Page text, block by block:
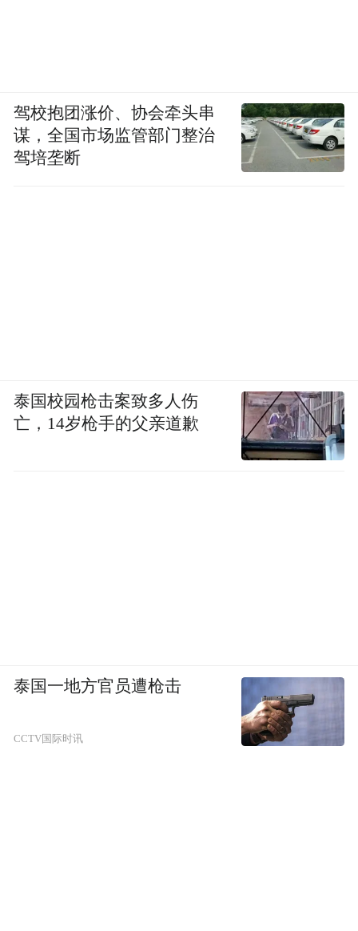
驾校抱团涨价、协会牵头串
谋，全国市场监管部门整治
驾培垄断
泰国校园枪击案致多人伤
亡，14岁枪手的父亲道歉
泰国一地方官员遭枪击
CCTV国际时讯